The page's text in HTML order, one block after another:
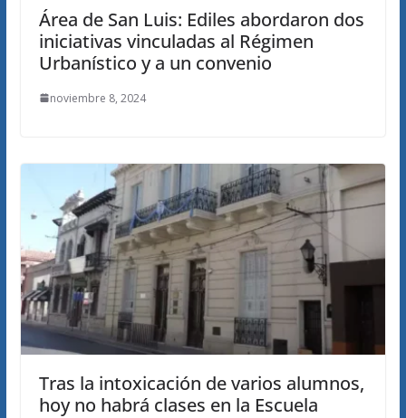
Área de San Luis: Ediles abordaron dos
iniciativas vinculadas al Régimen
Urbanístico y a un convenio
noviembre 8, 2024
Tras la intoxicación de varios alumnos,
hoy no habrá clases en la Escuela